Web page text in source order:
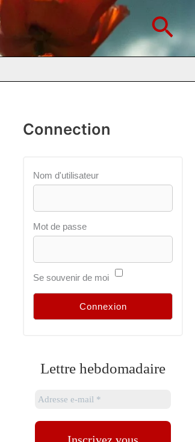
Connection
Nom d'utilisateur
Mot de passe
Se souvenir de moi
Lettre hebdomadaire